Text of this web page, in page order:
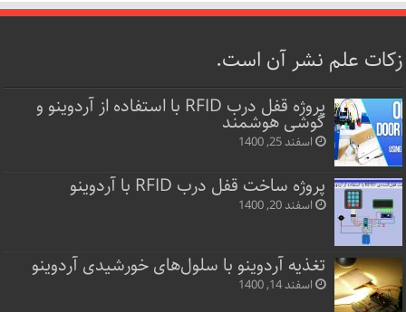
زکات علم نشر آن است.
پروژه قفل‌ درب RFID با استفاده از آردوینو و
گوشی هوشمند
اسفند 25, 1400
پروژه ساخت قفل‌ درب RFID با آردوینو
اسفند 20, 1400
تغذیه آردوینو با سلول‌های خورشیدی آردوینو
اسفند 14, 1400